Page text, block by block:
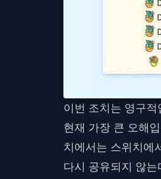
이번 조치는 영구
현재 가장 큰 오해
치에서는 스위치에
다시 공유되지 않